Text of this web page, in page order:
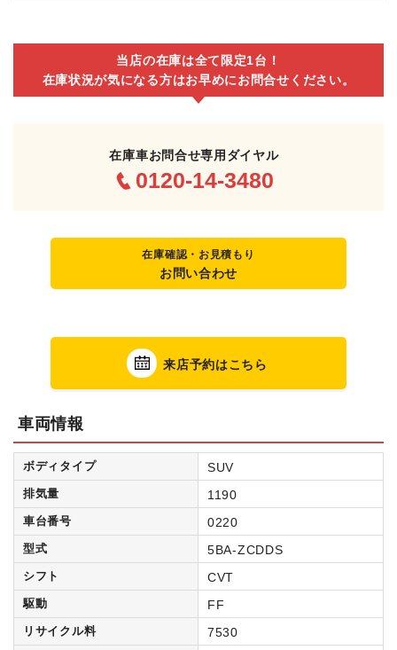
当店の在庫は全て限定1台！
在庫状況が気になる方はお早めにお問合せください。
在庫車お問合せ専用ダイヤル
0120-14-3480
在庫確認・お見積もり
お問い合わせ
来店予約はこちら
車両情報
ボディタイプ SUV
排気量 1190
車台番号 0220
型式 5BA-ZCDDS
シフト CVT
駆動 FF
リサイクル料 7530